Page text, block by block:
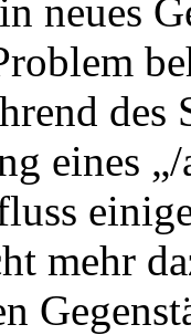
neues
des
eines
mehr